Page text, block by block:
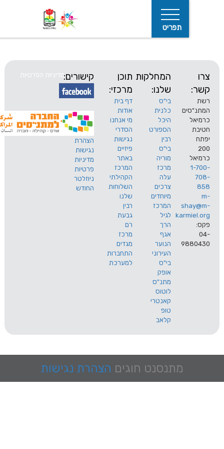
המחלקות
שלנו:
בי"ס
כלנית
היכל
הספורט
רבין
בי"ס
מוריה
מרכז
עלה
צרכים
מיוחדים
המרכז
לגיל
הרך
אגף
הנוער
תוכן
מרכזי:
דף בית
אודות
מי אנחנו
הסדרי
נגישות
פיזיים
באתר
המרכז
הקהילתי
השלוחות
שלנו
רבין
גבעת
רם
מרכז
מגדים
התחברות
למערכת
קישורים:
הצהרת
נגישות
מדיניות
פרטיות
ניוזלטר
החודש
מדיניות הפרטיות
מתנסנט חוגים הצהרת נגישות